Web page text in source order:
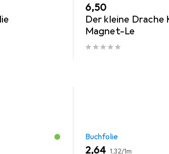
EUR
6,50
Der kleine Drache
Magnet-Le
Buchfolie
EUR
2,64 EUR
1,32/1m